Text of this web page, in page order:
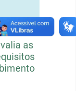
as